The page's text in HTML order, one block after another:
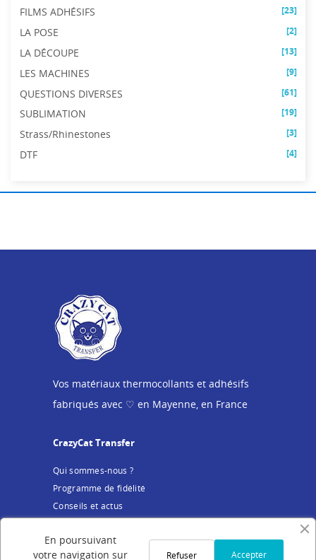
FILMS ADHÉSIFS [23]
LA POSE [2]
LA DÉCOUPE [13]
LES MACHINES [9]
QUESTIONS DIVERSES [61]
SUBLIMATION [19]
Strass/Rhinestones [3]
DTF [4]
Vos matériaux thermocollants et adhésifs
fabriqués avec ♡ en Mayenne, en France
CrazyCat Transfer
Qui sommes-nous ?
Programme de fidélité
Conseils et actus
En poursuivant
votre navigation sur
Accepter
Refuser